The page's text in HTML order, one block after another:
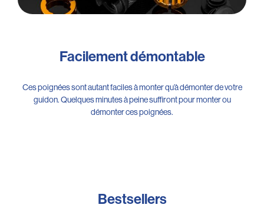
Facilement démontable
Ces poignées sont autant faciles à monter qu’à démonter de votre
guidon. Quelques minutes à peine suffiront pour monter ou
démonter ces poignées.
Bestsellers